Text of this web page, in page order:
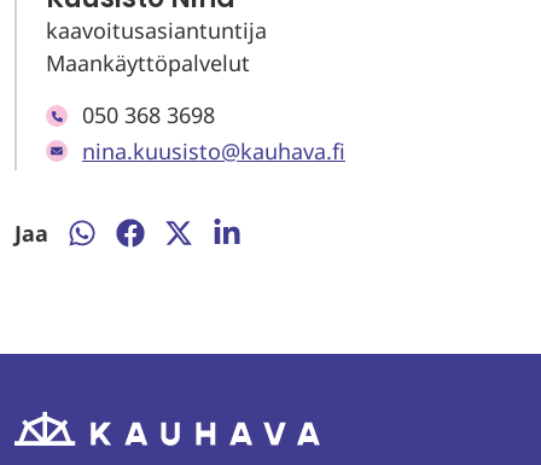
kaavoitusasiantuntija
Maankäyttöpalvelut
050 368 3698
nina.kuusisto@kauhava.fi
Jaa
Jaa
Jaa
Jaa
Jaa